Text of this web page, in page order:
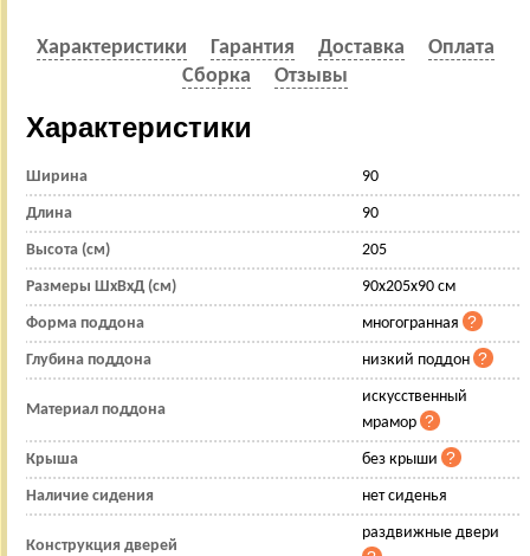
Характеристики Гарантия Доставка
Оплата
Сборка
Отзывы
Характеристики
Ширина 90
Длина 90
Высота (см) 205
Размеры ШхВхД (см) 90x205x90 см
Форма поддона многогранная
Глубина поддона низкий поддон
Материал поддона
искусственный
мрамор
Крыша без крыши
Наличие сидения нет сиденья
Конструкция дверей
раздвижные двери